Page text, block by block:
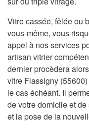
Vitre cassée, fêlée ou
vous-même, vous
appel à nos services
artisan vitrier
dernier procèdera
vitre Flassigny
le cas échéant. Il
de votre domicile et
et la pose de la